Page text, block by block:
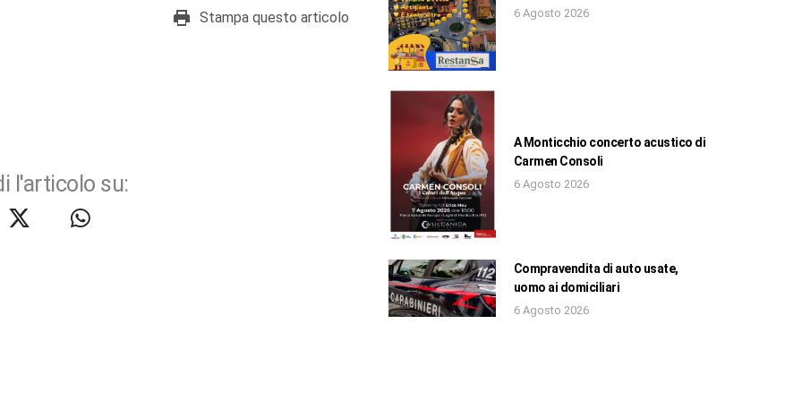
Stampa questo articolo
l'articolo su:
6 Agosto 2026
A Monticchio concerto acustico di
Carmen Consoli
6 Agosto 2026
Compravendita di auto usate,
uomo ai domiciliari
6 Agosto 2026